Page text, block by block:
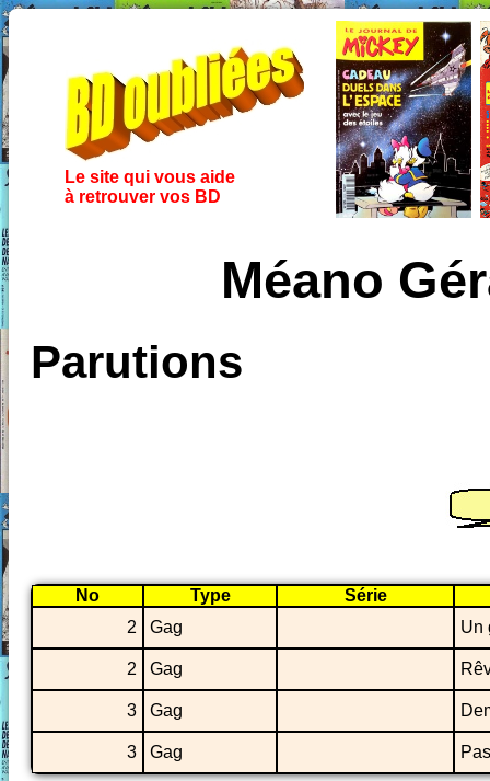
Le site qui vous aide
à retrouver vos BD
Méano
Parutions
No Type
Série
2
Gag Un
2 Gag
3 Gag
3 Gag